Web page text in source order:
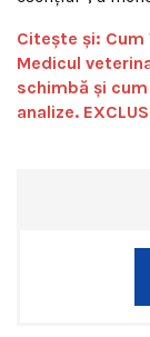
Citește și:
Medicul
schimbă și
analize.